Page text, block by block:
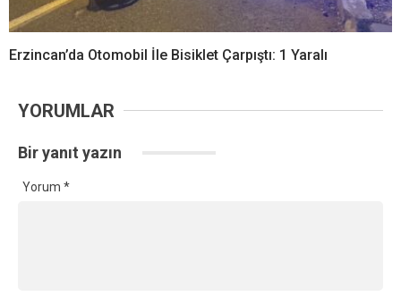
Erzincan’da Otomobil İle Bisiklet Çarpıştı: 1 Yaralı
YORUMLAR
Bir yanıt yazın
Yorum *